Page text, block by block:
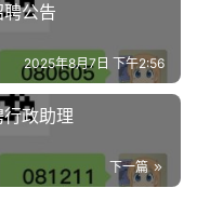
公告
2025年8月7日 下午2:56
政助理
下一篇